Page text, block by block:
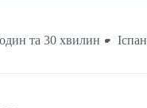
та 30 хвилин